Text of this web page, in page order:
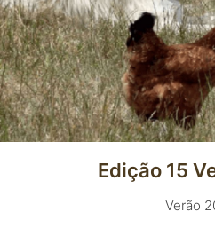
Edição 15
Verão